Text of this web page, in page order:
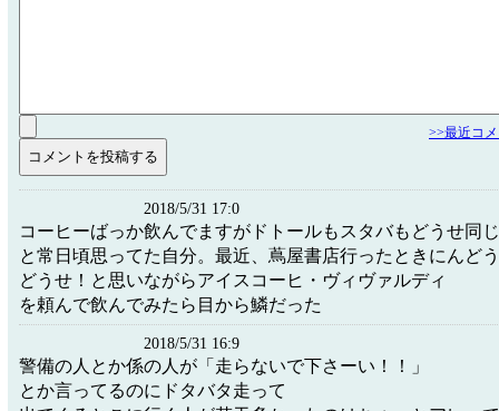
>>最近コ
2018/5/31 17:0
コーヒーばっか飲んでますがドトールもスタバもどうせ同
と常日頃思ってた自分。最近、蔦屋書店行ったときにんど
どうせ！と思いながらアイスコーヒ・ヴィヴァルディ
を頼んで飲んでみたら目から鱗だった
2018/5/31 16:9
警備の人とか係の人が「走らないで下さーい！！」
とか言ってるのにドタバタ走って